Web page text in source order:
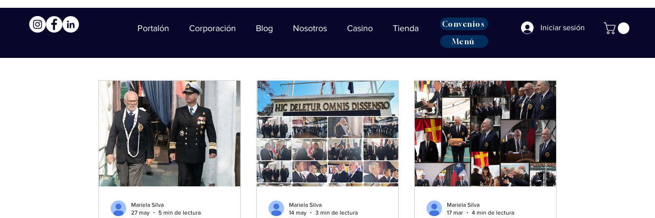
Portalón Corporación Blog Nosotros Casino Tienda
Convenios
Menú
Iniciar sesión
Mariela Silva
27 may
5 min de lectura
Mariela Silva
14 may
3 min de lectura
Mariela Silva
17 mar
4 min de lectura